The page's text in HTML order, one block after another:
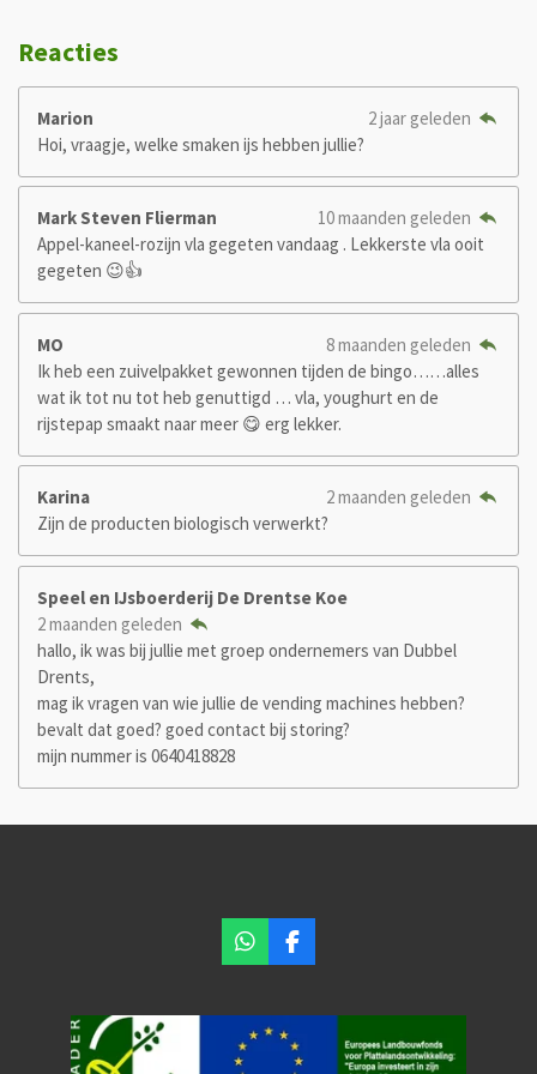
Reacties
Marion
2 jaar geleden
Hoi, vraagje, welke smaken ijs hebben jullie?
Mark Steven Flierman
10 maanden geleden
Appel-kaneel-rozijn vla gegeten vandaag . Lekkerste vla ooit
gegeten 😉👍
MO
8 maanden geleden
Ik heb een zuivelpakket gewonnen tijden de bingo……alles
wat ik tot nu tot heb genuttigd … vla, youghurt en de
rijstepap smaakt naar meer 😋 erg lekker.
Karina
2 maanden geleden
Zijn de producten biologisch verwerkt?
Speel en IJsboerderij De Drentse Koe
2 maanden geleden
hallo, ik was bij jullie met groep ondernemers van Dubbel
Drents,
mag ik vragen van wie jullie de vending machines hebben?
bevalt dat goed? goed contact bij storing?
mijn nummer is 0640418828
W
h
t
s
A
F
a
e
b
o